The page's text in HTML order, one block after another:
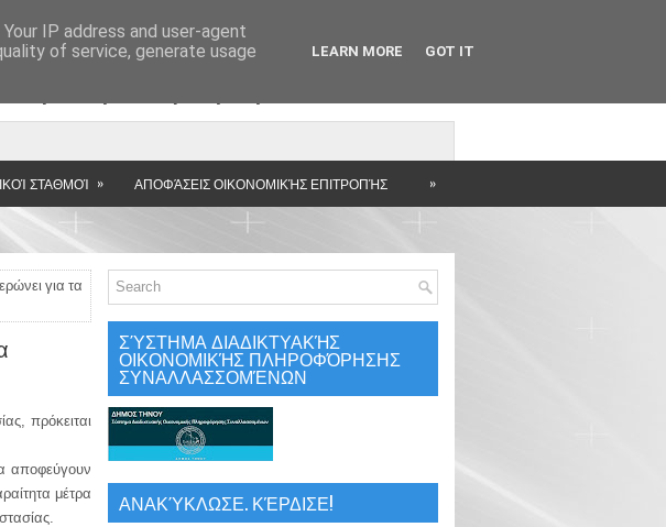
ΣΤΑΘΜΟΊ » ΑΠΟΦΆΣΕΙΣ ΟΙΚΟΝΟΜΙΚΉΣ ΕΠΙΤΡΟΠΉΣ »
για τα
πρόκειται
αποφεύγουν
μέτρα
ΣΎΣΤΗΜΑ ΔΙΑΔΙΚΤΥΑΚΉΣ
ΟΙΚΟΝΟΜΙΚΉΣ ΠΛΗΡΟΦΌΡΗΣΗΣ
ΣΥΝΑΛΛΑΣΣΟΜΈΝΩΝ
ΑΝΑΚΎΚΛΩΣΕ. ΚΈΡΔΙΣΕ!
IP address and user-agent
of service, generate usage
LEARN MORE GOT IT